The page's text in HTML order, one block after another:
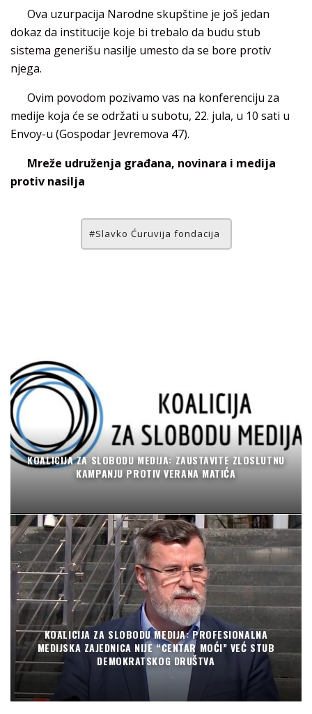
Ova uzurpacija Narodne skupštine je još jedan
dokaz da institucije koje bi trebalo da budu stub
sistema generišu nasilje umesto da se bore protiv
njega.
Ovim povodom pozivamo vas na konferenciju za
medije koja će se održati u subotu, 22. jula, u 10 sati u
Envoy-u (Gospodar Jevremova 47).
Mreže udruženja građana, novinara i medija
protiv nasilja
Slavko Ćuruvija fondacija
KOALICIJA ZA SLOBODU MEDIJA: ZAUSTAVITE ZLOSLUTNU
KAMPANJU PROTIV VERANA MATIĆA
KOALICIJA ZA SLOBODU MEDIJA: PROFESIONALNA
MEDIJSKA ZAJEDNICA NIJE “CENTAR MOĆI” VEĆ STUB
DEMOKRATSKOG DRUŠTVA